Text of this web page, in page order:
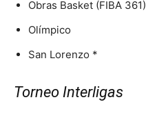
Obras Basket (FIBA 361)
Olímpico
San Lorenzo *
Torneo Interligas